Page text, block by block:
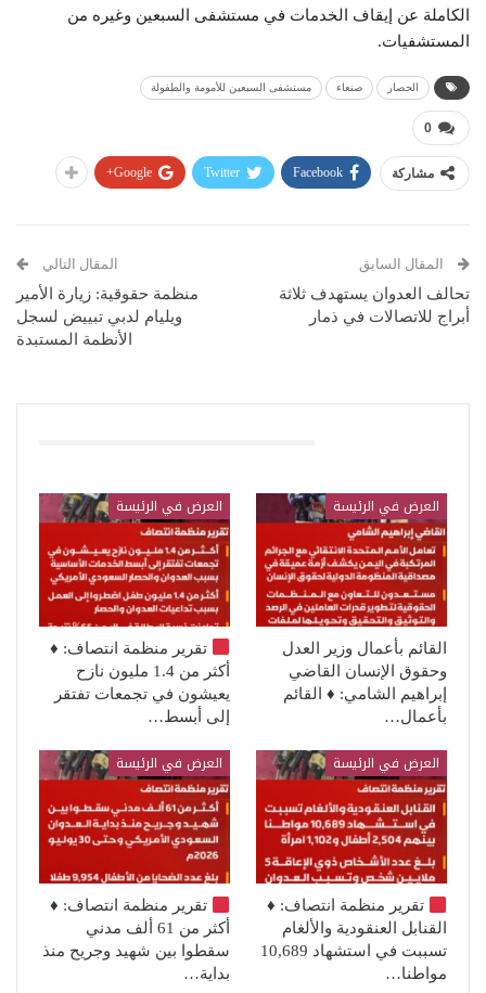
الكاملة عن إيقاف الخدمات في مستشفى السبعين وغيره من
المستشفيات.
الحصار صنعاء مستشفى السبعين للأمومة والطفولة
0
مشاركة Facebook
Twitter
Google+
المقال السابق
تحالف العدوان يستهدف ثلاثة
أبراج للاتصالات في ذمار
المقال التالي
منظمة حقوقية: زيارة الأمير
ويليام لدبي تبييض لسجل
الأنظمة المستبدة
العرض في الرئيسة
القائم بأعمال وزير العدل
وحقوق الإنسان القاضي
إبراهيم الشامي: ♦️ القائم
بأعمال…
العرض في الرئيسة
تقرير منظمة انتصاف: ♦️
أكثر من 1.4 مليون نازح
يعيشون في تجمعات تفتقر
إلى أبسط…
العرض في الرئيسة
تقرير منظمة انتصاف: ♦️
القنابل العنقودية والألغام
تسببت في استشهاد 10,689
مواطنا…
العرض في الرئيسة
تقرير منظمة انتصاف: ♦️
أكثر من 61 ألف مدني
سقطوا بين شهيد وجريح منذ
بداية…